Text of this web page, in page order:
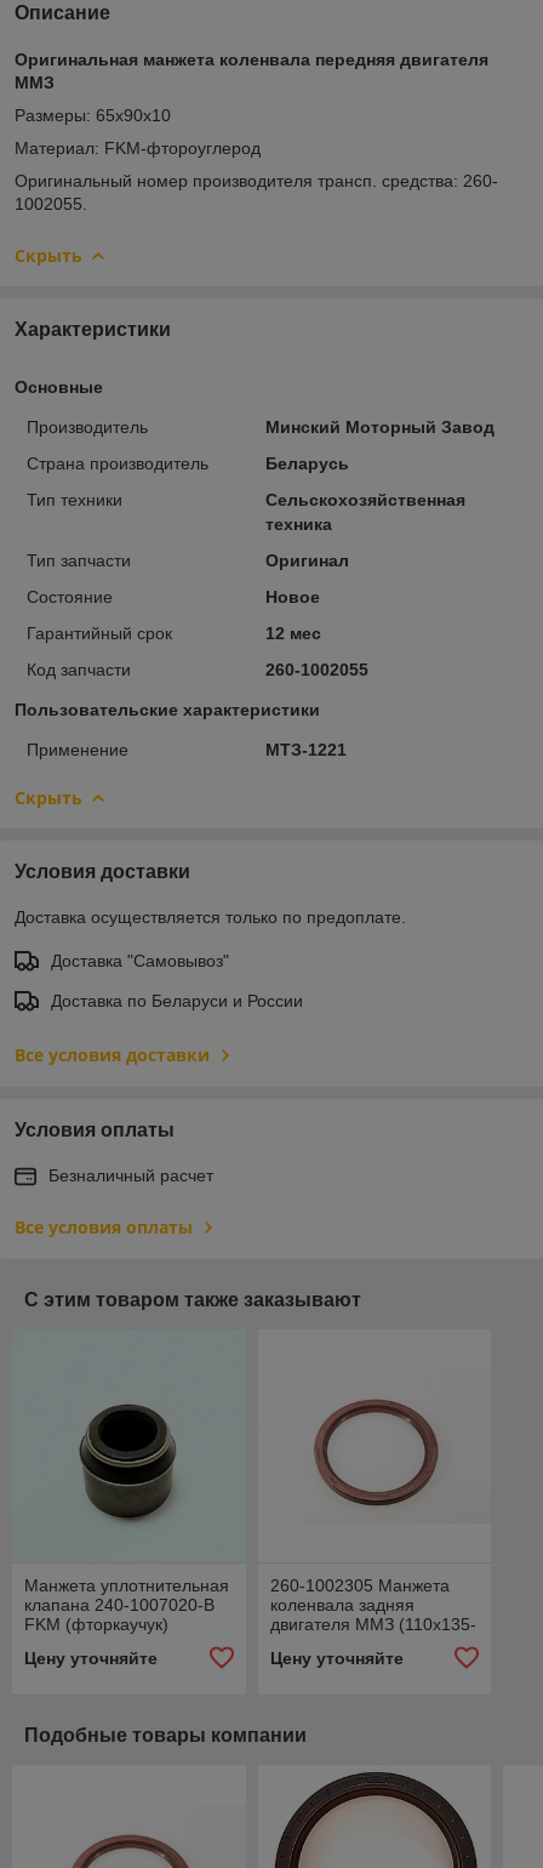
Описание
Оригинальная манжета коленвала передняя двигателя
ММЗ
Размеры: 65х90x10
Материал: FKM-фтороуглерод
Оригинальный номер производителя трансп. средства: 260-
1002055.
Скрыть
Характеристики
Основные
Производитель
Минский Моторный Завод
Страна производитель
Беларусь
Тип техники
Сельскохозяйственная
техника
Тип запчасти
Оригинал
Состояние
Новое
Гарантийный срок
12 мес
Код запчасти
260-1002055
Пользовательские характеристики
Применение МТЗ-1221
Скрыть
Условия доставки
Доставка осуществляется только по предоплате.
Доставка "Самовывоз"
Доставка по Беларуси и России
Все условия доставки
Условия оплаты
Безналичный расчет
Все условия оплаты
С этим товаром также заказывают
Манжета уплотнительная
клапана 240-1007020-B
FKM (фторкаучук)
Цену уточняйте
260-1002305 Манжета
коленвала задняя
двигателя ММЗ (110х135-
Цену уточняйте
Подобные товары компании